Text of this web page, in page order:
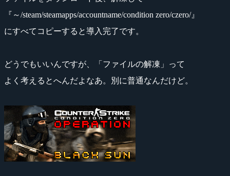
『～/steam/steamapps/accountname/condition zero/czero/』
にすべてコピーすると導入完了です。
どうでもいいんですが、「ファイルの解凍」って
よく考えるとへんだよなあ。別に普通なんだけど。